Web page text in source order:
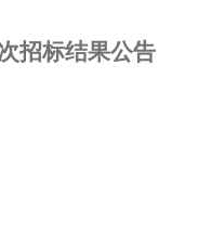
招标结果公告